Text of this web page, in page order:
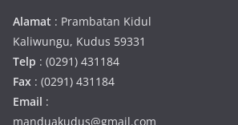
Alamat : Prambatan Kidul
Kaliwungu, Kudus 59331
Telp : (0291) 431184
Fax : (0291) 431184
Email :
manduakudus@gmail.com